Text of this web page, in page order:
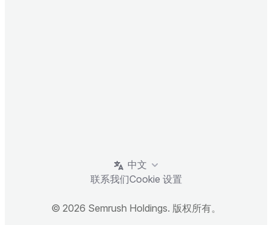
中文
联系我们Cookie 设置
© 2026 Semrush Holdings. 版权所有。